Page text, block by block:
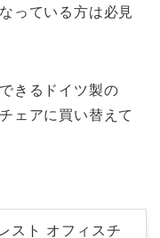
っている方は必見
きるドイツ製の
ェアに買い替えて
スト オフィスチ